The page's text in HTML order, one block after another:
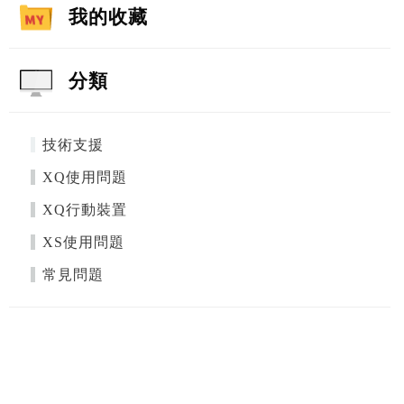
我的收藏
分類
技術支援
XQ使用問題
XQ行動裝置
XS使用問題
常見問題